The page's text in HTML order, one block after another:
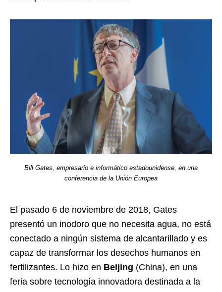
Bill Gates, empresario e informático estadounidense, en una
conferencia de la Unión Europea
El pasado 6 de noviembre de 2018, Gates
presentó un inodoro que no necesita agua, no está
conectado a ningún sistema de alcantarillado y es
capaz de transformar los desechos humanos en
fertilizantes. Lo hizo en Beijing (China), en una
feria sobre tecnología innovadora destinada a la